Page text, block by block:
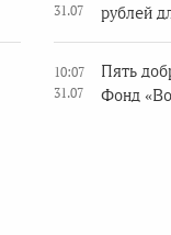
31.07
рублей
10:07
31.07
Пять
Фонд